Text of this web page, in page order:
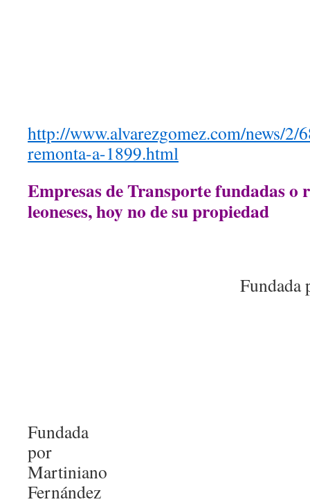
http://www.alvarezgomez.com/news/2/
remonta-a-1899.html
Empresas de Transporte fundadas o
leoneses, hoy no de su propiedad
Fundada
Fundada
por
Martiniano
Fernández